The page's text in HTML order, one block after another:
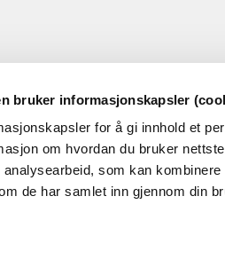
bruker informasjonskapsler
for å gi innhold et
om hvordan du bruker
analysearbeid, som kan
de har samlet inn gjennom din
OM NVE
Om NVE